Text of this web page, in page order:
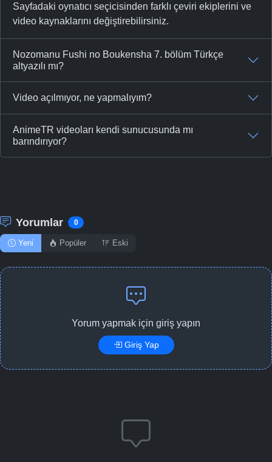
Sayfadaki oynatıcı seçicisinden farklı çeviri ekiplerini ve
video kaynaklarını değiştirebilirsiniz.
Nozomanu Fushi no Boukensha 7. bölüm Türkçe
altyazılı mı?
Video açılmıyor, ne yapmalıyım?
AnimeTR videoları kendi sunucusunda mı
barındırıyor?
Yorumlar 0
Yeni Popüler Eski
Yorum yapmak için giriş yapın
Giriş Yap